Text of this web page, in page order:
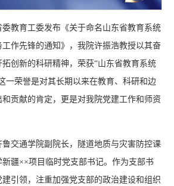
教育工委发布《关于命名山东省教育系统
作先锋的通知》，我院许振浩教授以其奋
创新的科研精神，荣获“山东省教育系统
一荣誉是对其长期以来在教育、科研和边
贡献的肯定，更是对我院党建工作和师资
交通学院副院长，隧道地质与灾害防控课
疆××项目临时党支部书记。作为支部书
引领，注重加强党支部的政治建设和组织